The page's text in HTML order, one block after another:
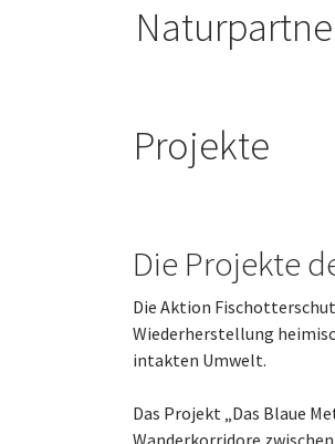
Projekte
Die Projekte
Die Aktion
Wiederherstellung
intakten Umwelt.
Das Projekt „Das Blaue
Wanderkorridore